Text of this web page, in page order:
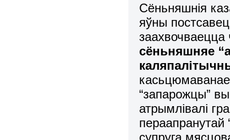
Сёньняшнія
яўны
сёньняшняе
“запарожцы”
атрымлівалі
супруга